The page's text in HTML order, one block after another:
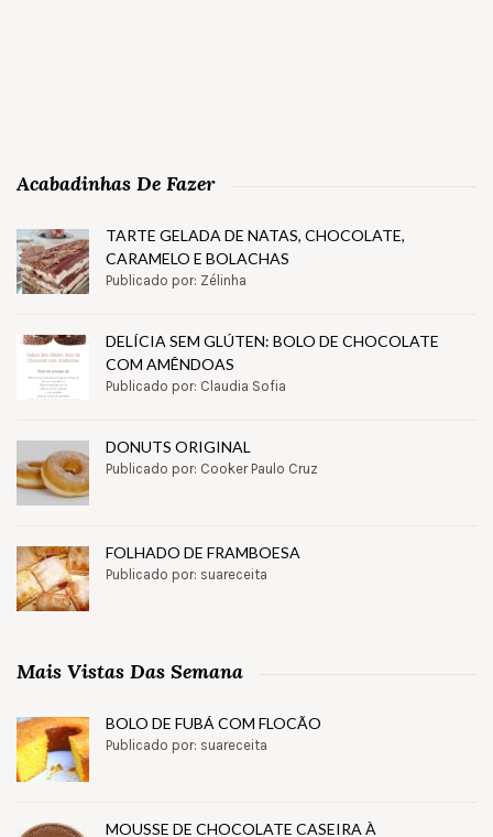
Acabadinhas De Fazer
TARTE GELADA DE NATAS, CHOCOLATE,
CARAMELO E BOLACHAS
Publicado por: Zélinha
DELÍCIA SEM GLÚTEN: BOLO DE CHOCOLATE
COM AMÊNDOAS
Publicado por: Claudia Sofia
DONUTS ORIGINAL
Publicado por: Cooker Paulo Cruz
FOLHADO DE FRAMBOESA
Publicado por: suareceita
Mais Vistas Das Semana
BOLO DE FUBÁ COM FLOCÃO
Publicado por: suareceita
MOUSSE DE CHOCOLATE CASEIRA À